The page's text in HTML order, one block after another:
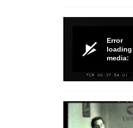
Error
loading
media: